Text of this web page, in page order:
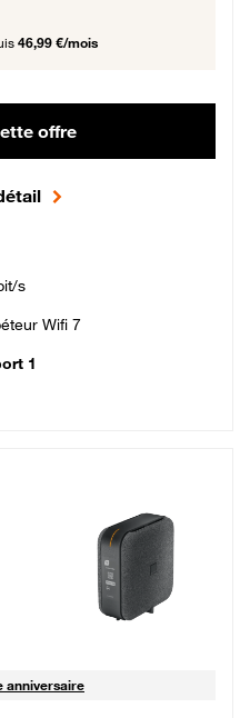
46,99 €/mois
offre
s
Wifi 7
1
49,99 € par mois, Sans engagement
anniversaire